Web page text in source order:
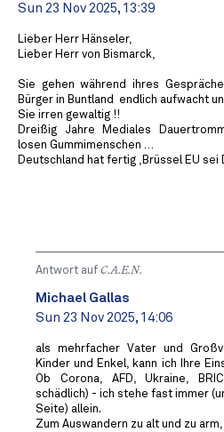
Sun 23 Nov 2025, 13:39
Lieber Herr Hänseler,
Lieber Herr von Bismarck,
Sie gehen während ihres
Bürger in Buntland ️ endlich aufwacht
Sie irren gewaltig !!
Dreißig Jahre Mediales
losen Gummimenschen …
Deutschland hat fertig ,Brüssel EU sei
Antwort auf C.A.E.N.
Michael Gallas
Sun 23 Nov 2025, 14:06
als mehrfacher Vater und
Kinder und Enkel, kann ich Ihre
Ob Corona, AFD, Ukraine,
schädlich) - ich stehe fast immer
Seite) allein.
Zum Auswandern zu alt und zu